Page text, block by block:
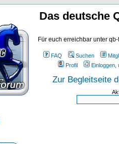
Das deutsche
Für euch erreichbar unter
FAQ Suchen
Profil
Einloggen,
Zur Begleitseite